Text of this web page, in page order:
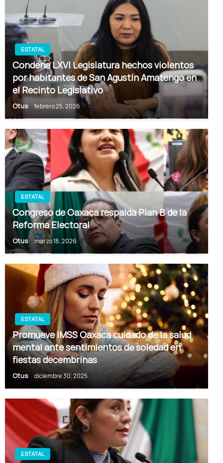
ESTATAL
Condena LXVI Legislatura hechos violentos
por habitantes de San Agustín Amatengo en
el Recinto Legislativo
Otus febrero 25, 2026
ESTATAL
Congreso de Oaxaca respalda Plan B de la
Reforma Electoral
Otus marzo 18, 2026
ESTATAL
Promueve IMSS Oaxaca cuidado de la salud
mental ante sentimientos de soledad en
fiestas decembrinas
Otus diciembre 30, 2025
ESTATAL